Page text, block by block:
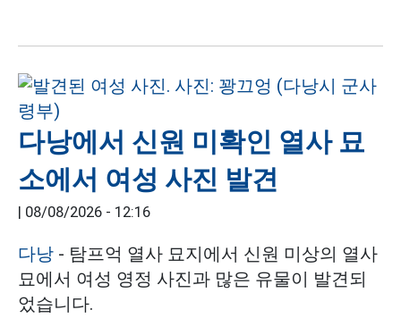
다낭에서 신원 미확인 열사 묘
소에서 여성 사진 발견
| 08/08/2026 - 12:16
다낭 - 탐프억 열사 묘지에서 신원 미상의 열사
묘에서 여성 영정 사진과 많은 유물이 발견되
었습니다.